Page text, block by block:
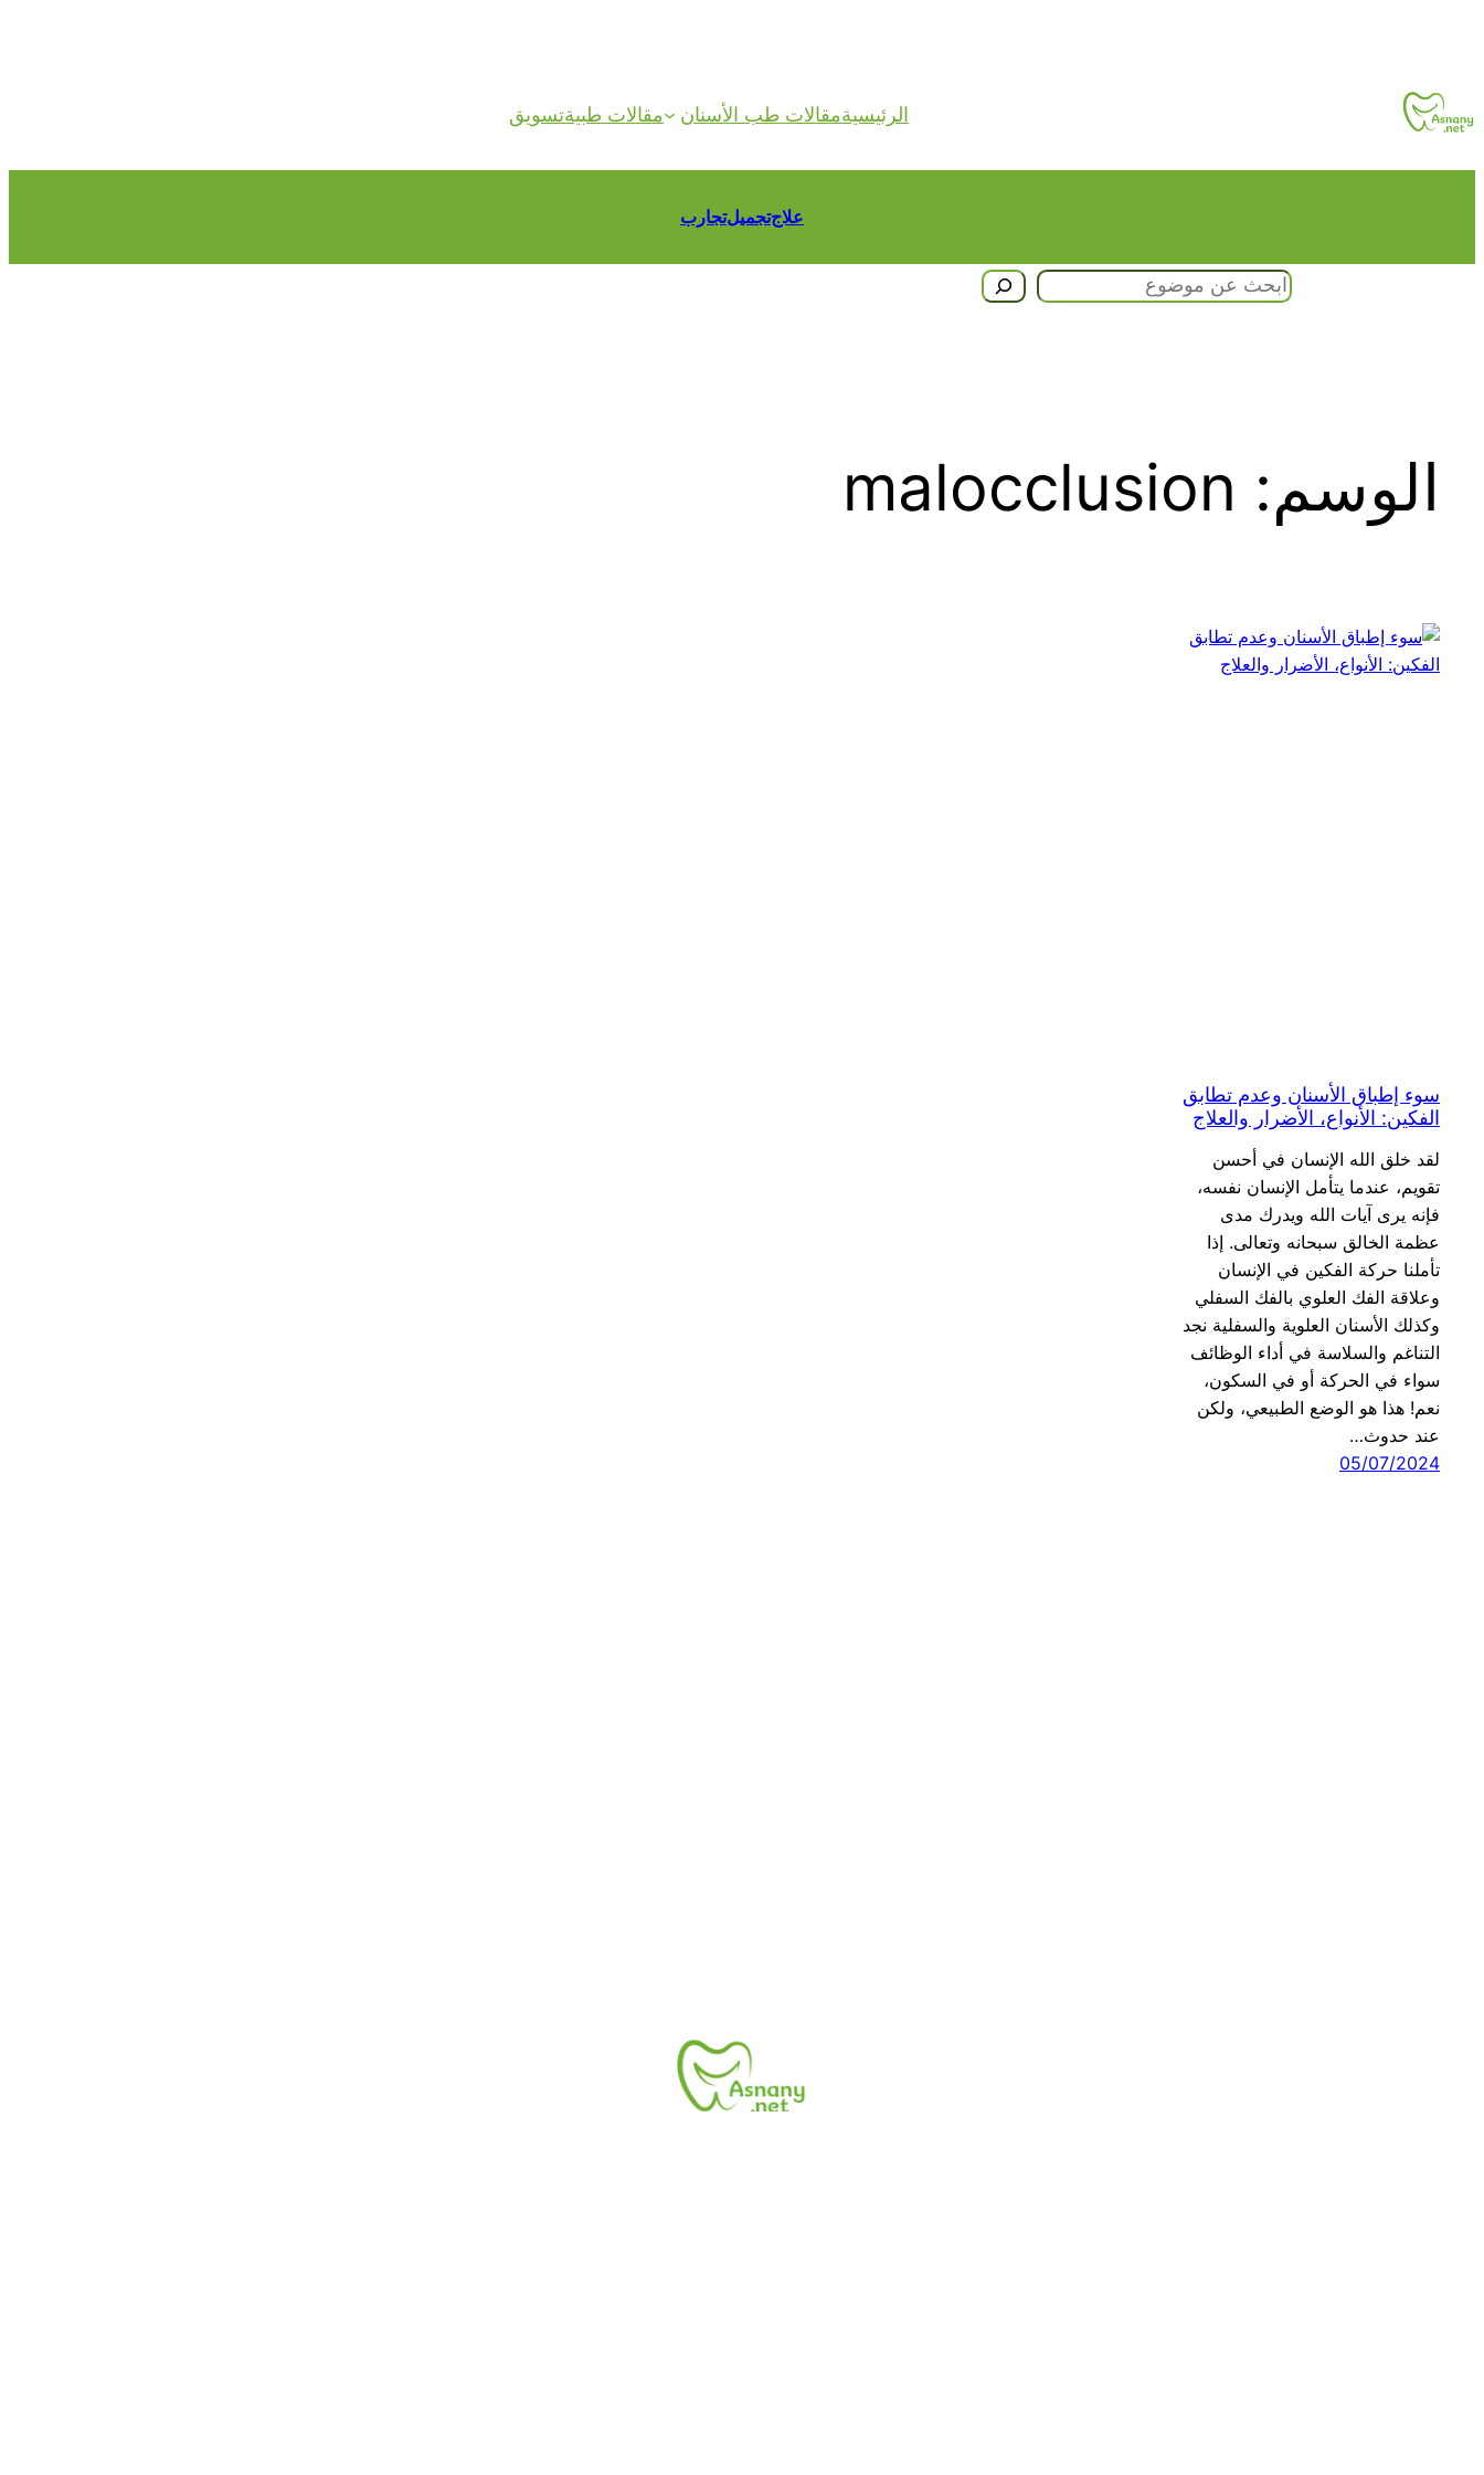
الرئيسيةمقالات طب الأسنان مقالات طبيةتسويق
علاجتجميلتجارب
الوسم: malocclusion
سوء إطباق الأسنان وعدم تطابق
الفكين: الأنواع، الأضرار والعلاج
لقد خلق الله الإنسان في أحسن
تقويم، عندما يتأمل الإنسان نفسه،
فإنه يرى آيات الله ويدرك مدى
عظمة الخالق سبحانه وتعالى. إذا
تأملنا حركة الفكين في الإنسان
وعلاقة الفك العلوي بالفك السفلي
وكذلك الأسنان العلوية والسفلية نجد
التناغم والسلاسة في أداء الوظائف
سواء في الحركة أو في السكون،
نعم! هذا هو الوضع الطبيعي، ولكن
عند حدوث…
05/07/2024